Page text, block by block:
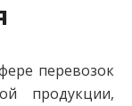
перевозок
продукции,